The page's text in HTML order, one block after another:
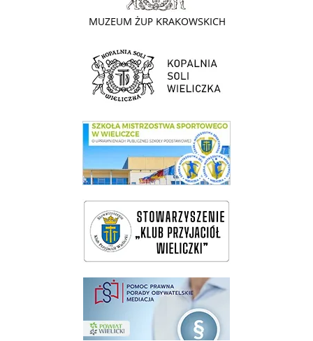
link do strony Kopalni Soli Wieliczka
link do SMS Wieliczka
wieliczka-wieliczanie na bis
pomoc prawna wieliczka